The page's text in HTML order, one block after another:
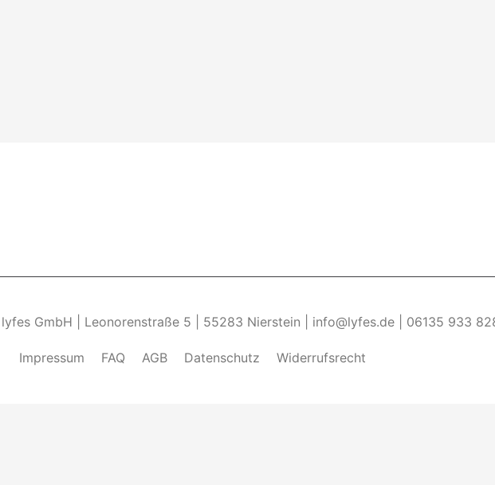
| lyfes GmbH | Leonorenstraße 5 | 55283 Nierstein | info@lyfes.de | 06135 933
Impressum FAQ AGB Datenschutz Widerrufsrecht